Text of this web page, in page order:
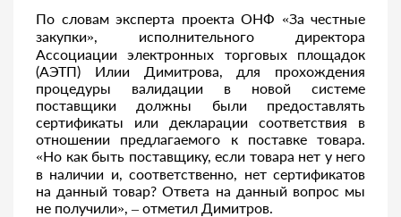
По словам эксперта проекта ОНФ «За честные
закупки», исполнительного директора
Ассоциации электронных торговых площадок
(АЭТП) Илии Димитрова, для прохождения
процедуры валидации в новой системе
поставщики должны были предоставлять
сертификаты или декларации соответствия в
отношении предлагаемого к поставке товара.
«Но как быть поставщику, если товара нет у него
в наличии и, соответственно, нет сертификатов
на данный товар? Ответа на данный вопрос мы
не получили», – отметил Димитров.